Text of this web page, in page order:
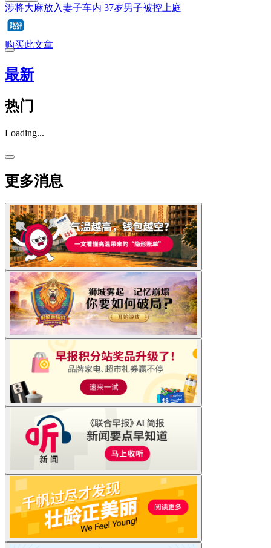
涉将大麻放入妻子车内 37岁男子被控上庭
购买此文章
最新
热门
Loading...
更多消息